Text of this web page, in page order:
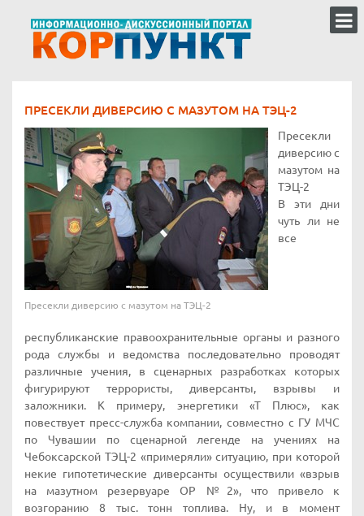
ПРЕСЕКЛИ ДИВЕРСИЮ С МАЗУТОМ НА ТЭЦ-2
Пресекли диверсию с мазутом на ТЭЦ-2
Пресекли
диверсию с
мазутом на
ТЭЦ-2
В эти дни
чуть ли не
все
республиканские правоохранительные органы и разного
рода службы и ведомства последовательно проводят
различные учения, в сценарных разработках которых
фигурируют террористы, диверсанты, взрывы и
заложники. К примеру, энергетики «Т Плюс», как
повествует пресс-служба компании, совместно с ГУ МЧС
по Чувашии по сценарной легенде на учениях на
Чебоксарской ТЭЦ-2 «примеряли» ситуацию, при которой
некие гипотетические диверсанты осуществили «взрыв
на мазутном резервуаре ОР №2», что привело к
возгоранию 8 тыс. тонн топлива. Ну, и в момент